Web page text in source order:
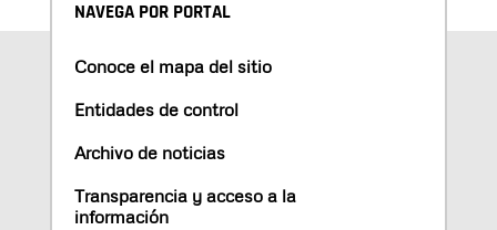
NAVEGA POR PORTAL
Conoce el mapa del sitio
Entidades de control
Archivo de noticias
Transparencia y acceso a la
información